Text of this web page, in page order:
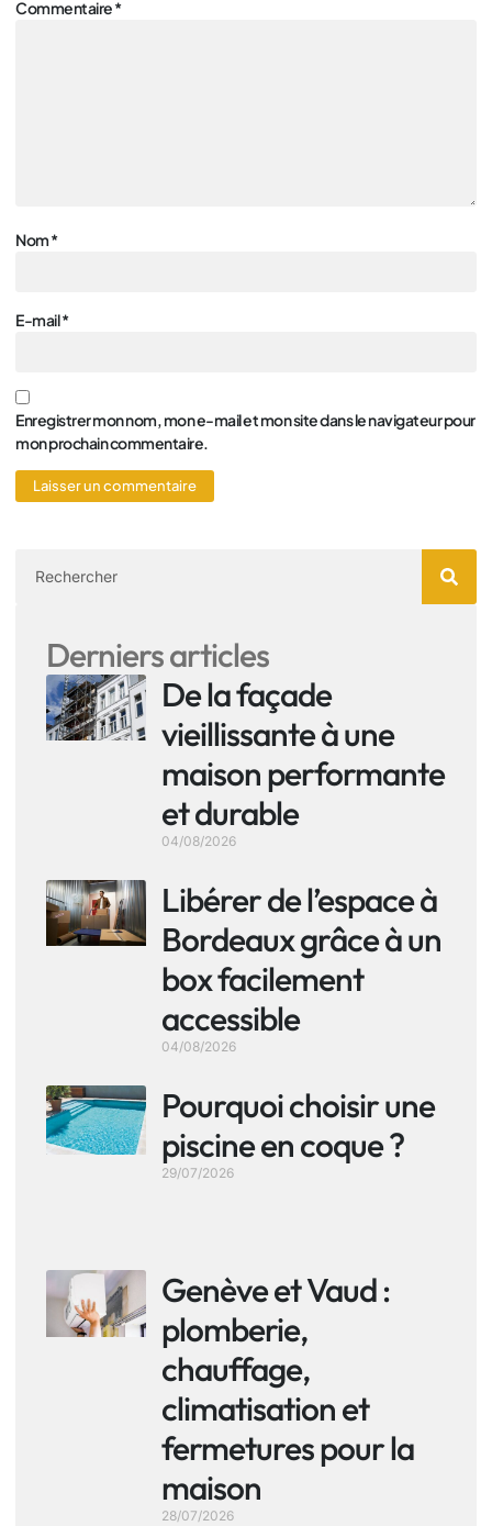
Commentaire*
Nom*
E-mail*
Enregistrer mon nom, mon e-mail et mon site dans le navigateur pour
mon prochain commentaire.
Derniers articles
De la façade
vieillissante à une
maison performante
et durable
04/08/2026
Libérer de l’espace à
Bordeaux grâce à un
box facilement
accessible
04/08/2026
Pourquoi choisir une
piscine en coque ?
29/07/2026
Genève et Vaud :
plomberie,
chauffage,
climatisation et
fermetures pour la
maison
28/07/2026